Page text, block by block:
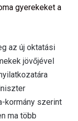
gyerekeket a
az új oktatási
jövőjével
kormány szerint
ma több